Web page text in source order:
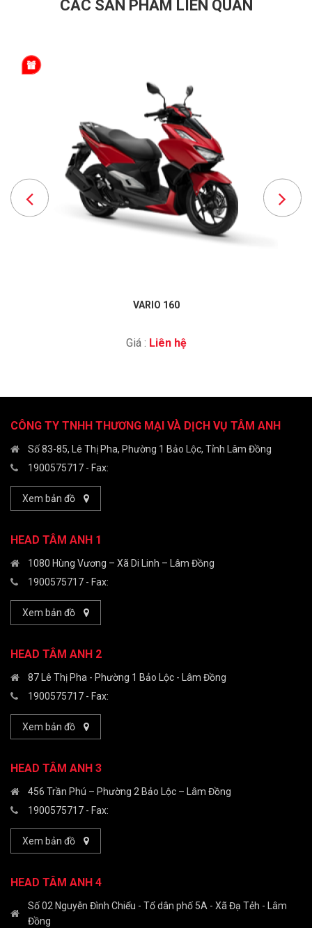
CÁC SẢN PHẨM LIÊN QUAN
VARIO 160
Giá : Liên hệ
CÔNG TY TNHH THƯƠNG MẠI VÀ DỊCH VỤ TÂM ANH
Số 83-85, Lê Thị Pha, Phường 1 Bảo Lộc, Tỉnh Lâm Đồng
1900575717 - Fax:
Xem bản đồ
HEAD TÂM ANH 1
1080 Hùng Vương – Xã Di Linh – Lâm Đồng
1900575717 - Fax:
Xem bản đồ
HEAD TÂM ANH 2
87 Lê Thị Pha - Phường 1 Bảo Lộc - Lâm Đồng
1900575717 - Fax:
Xem bản đồ
HEAD TÂM ANH 3
456 Trần Phú – Phường 2 Bảo Lộc – Lâm Đồng
1900575717 - Fax:
Xem bản đồ
HEAD TÂM ANH 4
Số 02 Nguyễn Đình Chiểu - Tổ dân phố 5A - Xã Đạ Tẻh - Lâm
Đồng